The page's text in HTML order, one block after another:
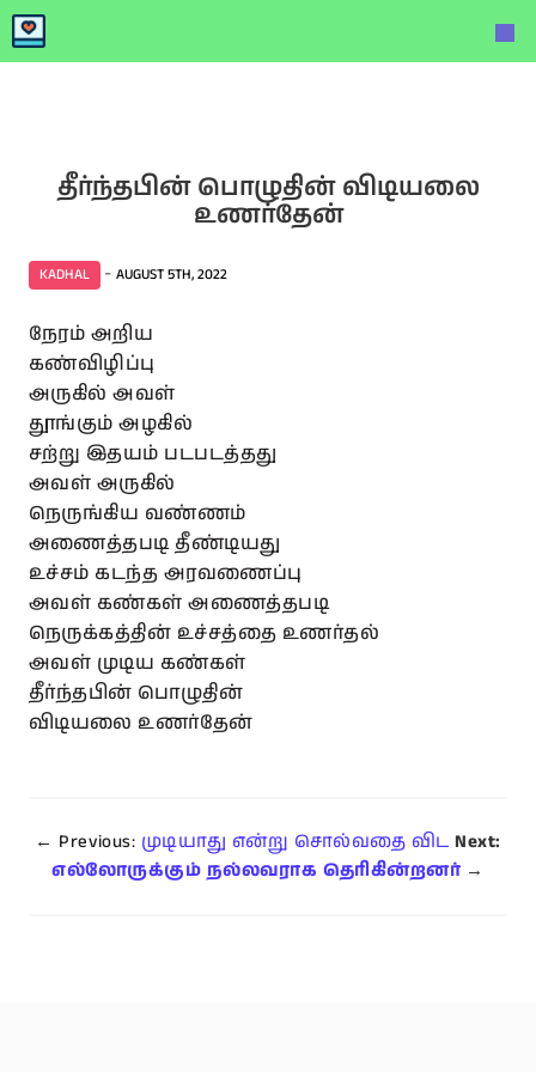
தீர்ந்தபின் பொழுதின் விடியலை
உணர்தேன்
KADHAL - AUGUST 5TH, 2022
நேரம் அறிய
கண்விழிப்பு
அருகில் அவள்
தூங்கும் அழகில்
சற்று இதயம் படபடத்தது
அவள் அருகில்
நெருங்கிய வண்ணம்
அணைத்தபடி தீண்டியது
உச்சம் கடந்த அரவணைப்பு
அவள் கண்கள் அணைத்தபடி
நெருக்கத்தின் உச்சத்தை உணர்தல்
அவள் முடிய கண்கள்
தீர்ந்தபின் பொழுதின்
விடியலை உணர்தேன்
← Previous: முடியாது என்று சொல்வதை விட Next:
எல்லோருக்கும் நல்லவராக தெரிகின்றனர் →